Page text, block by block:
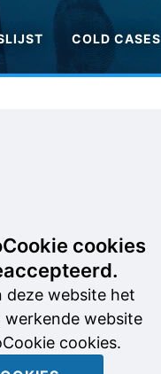
COLD CASES
cookies
deze website het
werkende website
cookies.